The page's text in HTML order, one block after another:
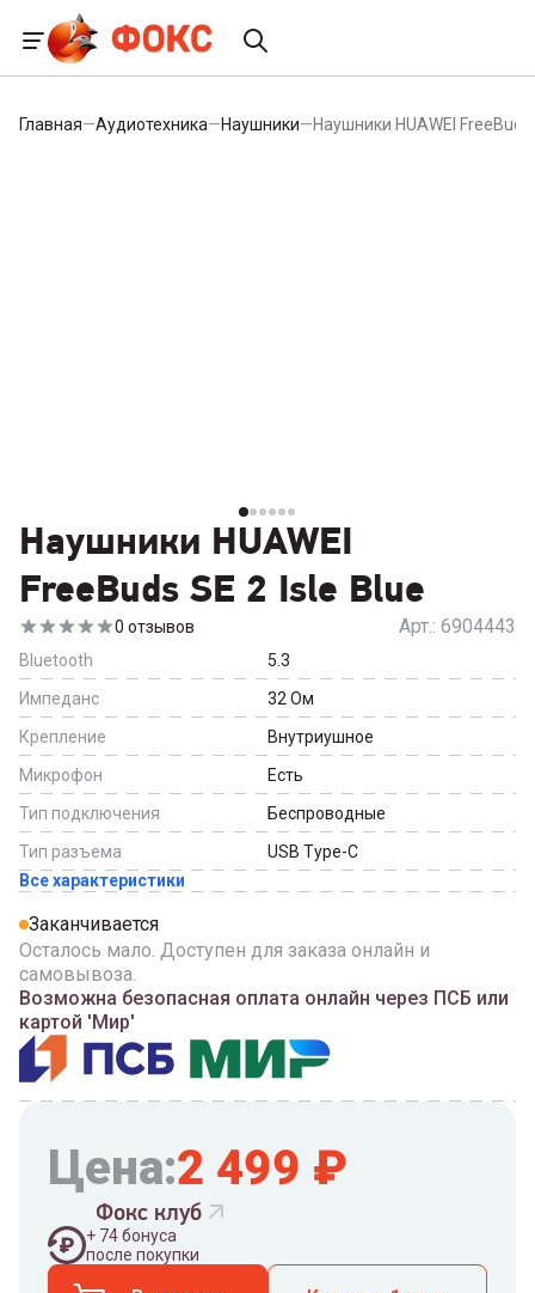
Главная—Аудиотехника—Наушники—Наушники HUAWEI FreeBuds
Наушники HUAWEI
FreeBuds SE 2 Isle Blue
0 отзывов Арт.: 6904443
Bluetooth
5.3
Импеданс
32 Ом
Крепление
Внутриушное
Микрофон
Есть
Тип подключения
Беспроводные
Тип разъема
USB Type-C
Все характеристики
Заканчивается
Осталось мало. Доступен для заказа онлайн и
самовывоза.
Возможна безопасная оплата онлайн через ПСБ или
картой 'Мир'
Цена:2 499 ₽
Фокс клуб
+ 74бонуса
после покупки